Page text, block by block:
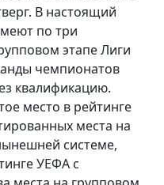
В настоящий
по три
этапе Лиги
чемпионатов
квалификацию.
место в рейтинге
места на
системе,
УЕФА с